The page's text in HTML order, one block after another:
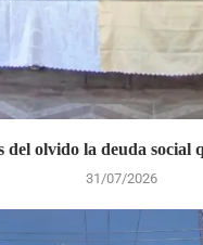
del olvido la deuda social
31/07/2026